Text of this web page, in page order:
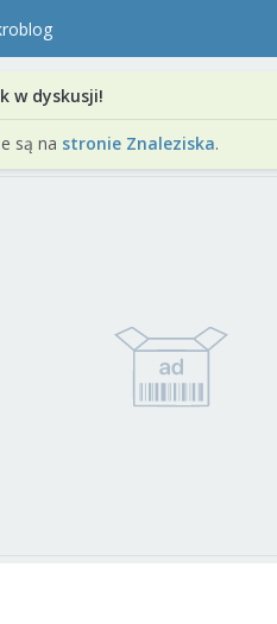
w dyskusji!
są na stronie Znaleziska.